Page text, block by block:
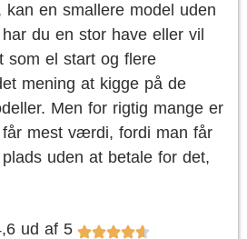
en smallere model uden
du en stor have eller vil
som el start og flere
mening at kigge på de
Men for rigtig mange er
mest værdi, fordi man får
uden at betale for det,
ud af 5